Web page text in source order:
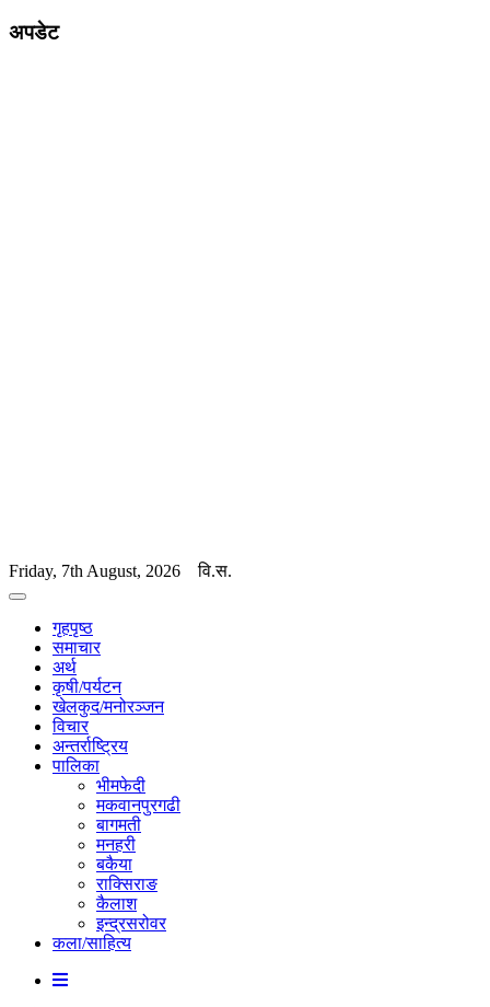
अपडेट
Friday, 7th August, 2026 वि.स.
गृहपृष्ठ
समाचार
अर्थ
कृषी/पर्यटन
खेलकुद/मनोरञ्जन
विचार
अन्तर्राष्ट्रिय
पालिका
भीमफेदी
मकवानपुरगढी
बागमती
मनहरी
बकैया
राक्सिराङ
कैलाश
इन्द्रसरोवर
कला/साहित्य